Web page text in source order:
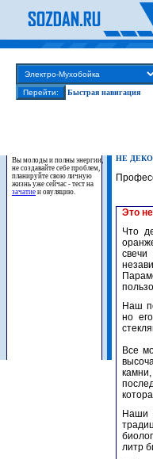
Быстрая навигация
Вы молоды и полны энергии,
не создавайте себе проблем,
планируйте свою личную
жизнь уже сейчас - тест на
зачатие и овуляцию.
НЕ
Это
Что
Наш
но
Все
Наши
литр